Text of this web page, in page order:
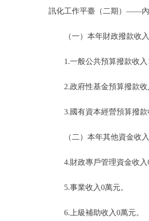
訊化工作平臺（二期）——
（一）本年財政撥款收入
1.一般公共預算撥款收入
2.政府性基金預算撥款收
3.國有資本經營預算撥款
（二）本年其他資金收入
4.財政專戶管理資金收入0
5.事業收入0萬元。
6.上級補助收入0萬元。